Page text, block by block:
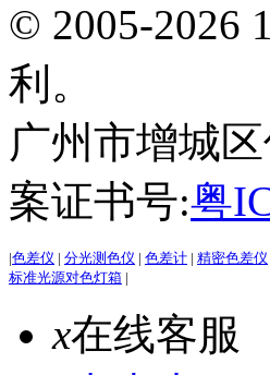
© 2005-2026
利。
广州市增城区
案证书号:粤
|色差仪 | 分光测色仪 | 色差计 | 精密色差仪
标准光源对色灯箱 |
x在线客服